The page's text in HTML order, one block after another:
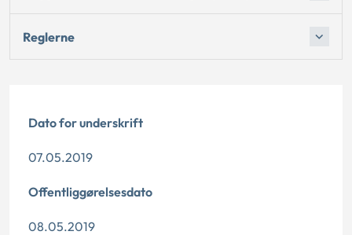
Reglerne
Dato for underskrift
07.05.2019
Offentliggørelsesdato
08.05.2019